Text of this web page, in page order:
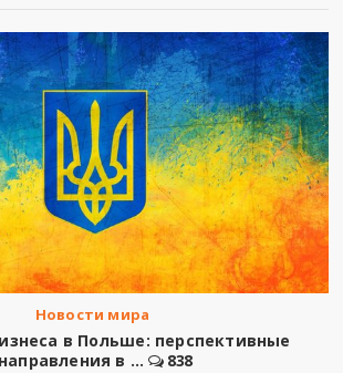
Новости мира
в Польше: перспективные
направления в ...
838